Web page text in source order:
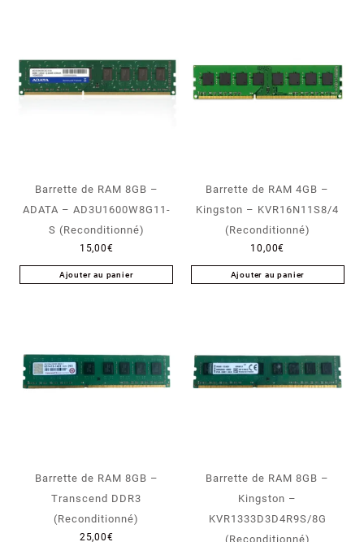
Barrette de RAM 8GB –
ADATA – AD3U1600W8G11-
S (Reconditionné)
15,00€
Ajouter au panier
Barrette de RAM 4GB –
Kingston – KVR16N11S8/4
(Reconditionné)
10,00€
Ajouter au panier
Barrette de RAM 8GB –
Transcend DDR3
(Reconditionné)
25,00€
Barrette de RAM 8GB –
Kingston –
KVR1333D3D4R9S/8G
(Reconditionné)